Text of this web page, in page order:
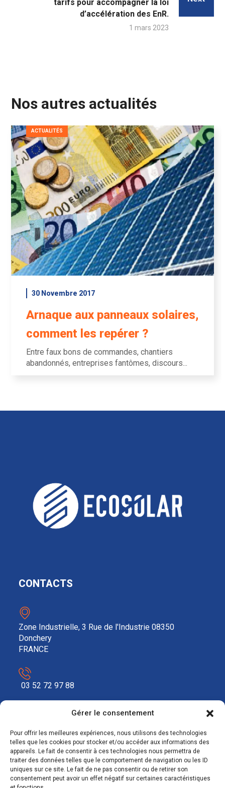
Gérer le consentement
Pour offrir les meilleures expériences, nous utilisons des technologies
telles que les cookies pour stocker et/ou accéder aux informations des
appareils. Le fait de consentir à ces technologies nous permettra de
traiter des données telles que le comportement de navigation ou les ID
uniques sur ce site. Le fait de ne pas consentir ou de retirer son
consentement peut avoir un effet négatif sur certaines caractéristiques
tarifs pour accompagner la loi
d’accélération des EnR.
1 mars 2023
Nos autres actualités
ACTUALITÉS
30 Novembre 2017
Arnaque aux panneaux solaires,
comment les repérer ?
Entre faux bons de commandes, chantiers
abandonnés, entreprises fantômes, discours...
CONTACTS
Zone Industrielle, 3 Rue de l'Industrie 08350
Donchery
FRANCE
03 52 72 97 88
À PROPOS
Mentions légales
RGPD